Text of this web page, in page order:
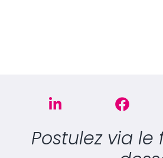
Postulez via